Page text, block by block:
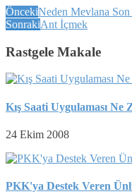
ÖncekiNeden Mevlana
SonrakiAnt İçmek
Rastgele Makale
Kış Saati Uygulaması Ne
24 Ekim 2008
PKK'ya Destek Veren